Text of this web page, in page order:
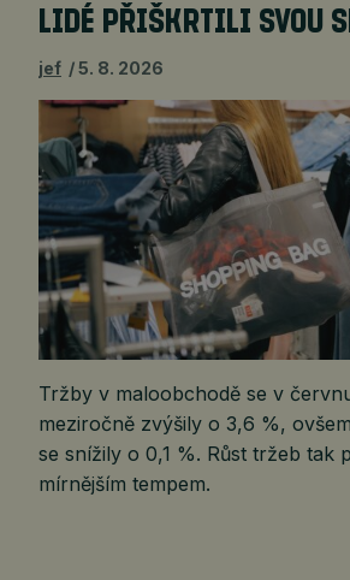
LIDÉ PŘIŠKRTILI SVOU
jef 5. 8. 2026
Tržby v maloobchodě se v
meziročně zvýšily o 3,6 %,
se snížily o 0,1 %. Růst tržeb tak
mírnějším tempem.